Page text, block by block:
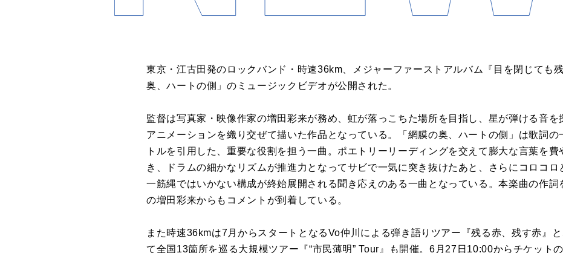
東京・江古田発のロックバンド・時速36km、メジャーファーストアルバム『目を閉じても
奥、ハートの側」のミュージックビデオが公開された。
監督は写真家・映像作家の増田彩来が務め、虹が落っこちた場所を目指し、星が弾ける音を
アニメーションを織り交ぜて描いた作品となっている。「網膜の奥、ハートの側」は歌詞の
トルを引用した、重要な役割を担う一曲。ポエトリーリーディングを交えて膨大な言葉を費
き、ドラムの細かなリズムが推進力となってサビで一気に突き抜けたあと、さらにコロコロ
一筋縄ではいかない構成が終始展開される聞き応えのある一曲となっている。本楽曲の作詞
の増田彩来からもコメントが到着している。
また時速36kmは7月からスタートとなるVo仲川による弾き語りツアー『残る赤、残す赤』
て全国13箇所を巡る大規模ツアー『“市民薄明” Tour』も開催。6月27日10:00からチケット